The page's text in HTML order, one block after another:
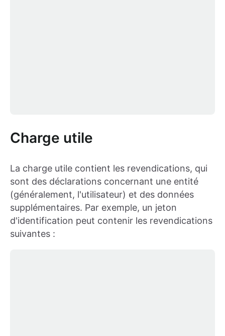
Charge utile
La charge utile contient les revendications, qui
sont des déclarations concernant une entité
(généralement, l'utilisateur) et des données
supplémentaires. Par exemple, un jeton
d'identification peut contenir les revendications
suivantes :